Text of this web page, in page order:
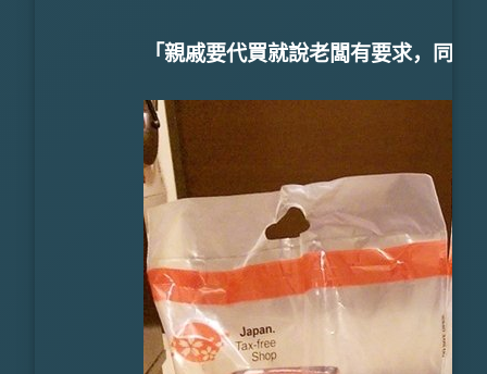
「親戚要代買就說老闆有要求，同